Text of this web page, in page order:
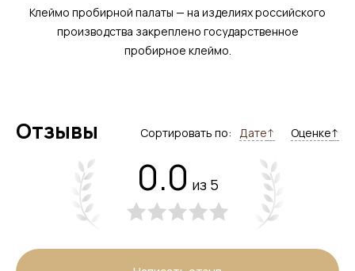
Клеймо пробирной палаты — на изделиях российского
производства закреплено государственное
пробирное клеймо.
Отзывы Сортировать по: Дате↑ Оценке↑
0.0 из 5